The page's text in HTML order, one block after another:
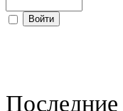
Последние